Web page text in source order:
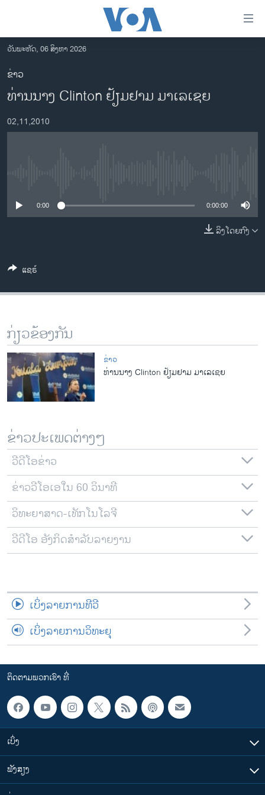
ເຂົ້າ
ຫາ
ຂ້າມ
ຂ້າມ
ໄປ
ລາວ
ອາເມຣິກາ
ການເລືອກຕັ້ງ ປະທານາທີບໍດີ ສະຫະລັດ 2024
ອິດສະຫຼະພາບດ້ານການຂ່າວ
ວິທະຍາສາດ-ເທັກໂນໂລຈີ
ທຸລະກິດ
ວີດີໂອ
ສຽງ
ລາຍການກະຈາຍສຽງ
ລາຍງານ
ຕິດຕາມພວກເຮົາ ທີ່
ພາສາຕ່າງໆ
ວັນພະຫັດ, 06 ສິງຫາ 2026
ຂ່າວ
ທ່ານນາງ Clinton ຢ້ຽມຢາມ ມາເລເຊຍ
02,11,2010
0:00 0:00:00
ລິງໂດຍກົງ
ແຊຣ໌
ກ່ຽວຂ້ອງກັນ
ຂ່າວ
ທ່ານນາງ Clinton ຢ້ຽມຢາມ ມາເລເຊຍ
ຂ່າວປະເພດຕ່າງໆ
ວີດີໂອຂ່າວ
ຂ່າວວີໂອເອໃນ 60 ວິນາທີ
ວິທະຍາສາດ-ເທັກໂນໂລຈີ
ວີດີໂອ ອັງກິດສຳລັບລາຍງານ
ເບິ່ງລາຍການທີວີ
ເບິ່ງລາຍການວິທະຍຸ
ຕິດຕາມພວກເຮົາ ທີ່
ເບິ່ງ
ຟັງສຽງ